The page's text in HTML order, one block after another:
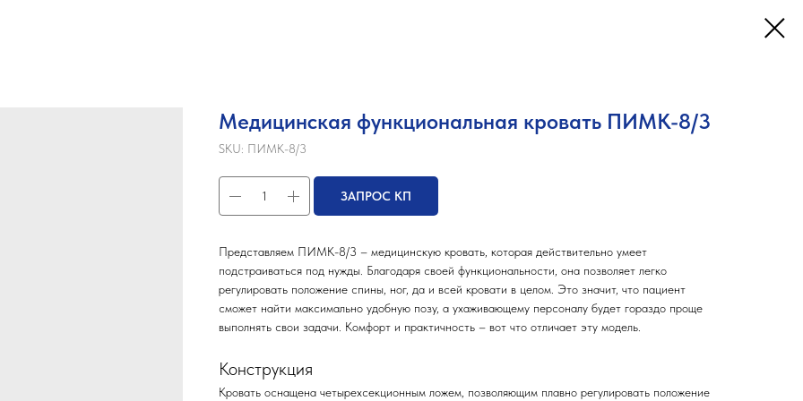
Медицинская функциональная кровать ПИМК-8/3
SKU: ПИМК-8/3
ЗАПРОС КП
Представляем ПИМК-8/3 – медицинскую кровать, которая действительно умеет
подстраиваться под нужды. Благодаря своей функциональности, она позволяет легко
регулировать положение спины, ног, да и всей кровати в целом. Это значит, что пациент
сможет найти максимально удобную позу, а ухаживающему персоналу будет гораздо проще
выполнять свои задачи. Комфорт и практичность – вот что отличает эту модель.
Конструкция
Кровать оснащена четырехсекционным ложем, позволяющим плавно регулировать положение